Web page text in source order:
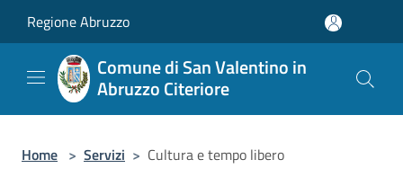
Regione Abruzzo
Comune di San Valentino in
Abruzzo Citeriore
Home > Servizi > Cultura e tempo libero